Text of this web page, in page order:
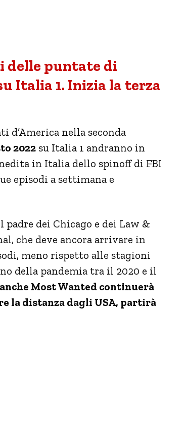
delle puntate di
Italia 1. Inizia la terza
nella seconda
2022 su Italia 1 andranno in
in Italia dello spinoff di FBI
episodi a settimana e
padre dei Chicago e dei Law &
che deve ancora arrivare in
meno rispetto alle stagioni
della pandemia tra il 2020 e il
Most Wanted continuerà
la distanza dagli USA, partirà